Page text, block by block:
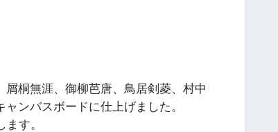
桐無涯、御柳芭唐、鳥居剣菱、村中
ンバスボードに仕上げました。
ます。